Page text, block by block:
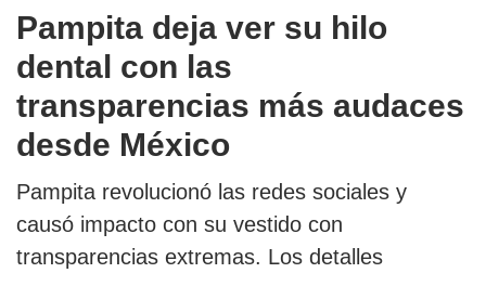
Pampita deja ver su hilo
dental con las
transparencias más audaces
desde México
Pampita revolucionó las redes sociales y
causó impacto con su vestido con
transparencias extremas. Los detalles